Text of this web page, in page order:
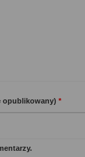
opublikowany)*